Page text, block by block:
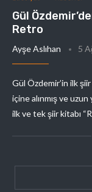
Gül
Retro
Ayşe Aslıhan 5
Gül Özdemir’in ilk şiir
içine alınmış ve
ilk ve tek şiir kitabı